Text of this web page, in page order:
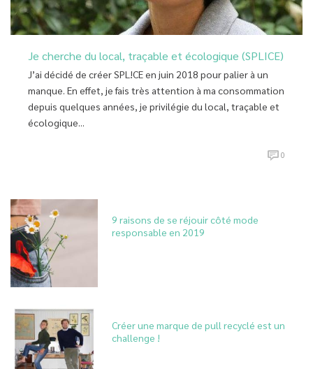
Je cherche du local, traçable et écologique (SPLICE)
J’ai décidé de créer SPL!CE en juin 2018 pour palier à un
manque. En effet, je fais très attention à ma consommation
depuis quelques années, je privilégie du local, traçable et
écologique...
0
9 raisons de se réjouir côté mode
responsable en 2019
Créer une marque de pull recyclé est un
challenge !